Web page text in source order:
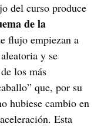
del curso produce
de la
flujo empiezan a
y se
los más
que, por su
hubiese cambio en
Esta